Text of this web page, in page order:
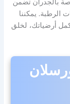
بالجدران تضمن
الرطبة. يمكننا
أرضياتك، لخلق